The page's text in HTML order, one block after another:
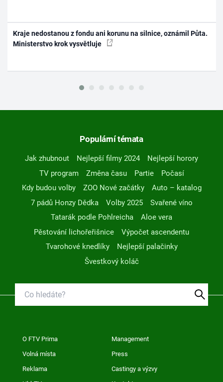
Kraje nedostanou z fondu ani korunu na silnice, oznámil Půta.
Ministerstvo krok vysvětluje
Populární témata
Jak zhubnout Nejlepší filmy 2024
Nejlepší horory
TV program
Změna času Partie
Počasí
Kdy budou volby
ZOO Nové začátky
Auto – katalog
7 pádů Honzy Dědka
Volby 2025
Svařené víno
Tatarák podle Pohlreicha
Aloe vera
Pěstování lichořeřišnice
Výpočet ascendentu
Tvarohové knedlíky
Nejlepší palačinky
Švestkový koláč
O FTV Prima Management
Volná místa Press
Reklama Castingy a výzvy